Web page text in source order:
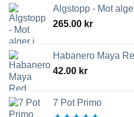
Algstopp - Mot
265.00 kr
Habanero Maya
42.00 kr
7 Pot Primo